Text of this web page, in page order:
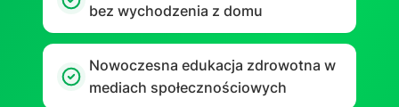
bez wychodzenia z domu
Nowoczesna edukacja zdrowotna w
mediach społecznościowych